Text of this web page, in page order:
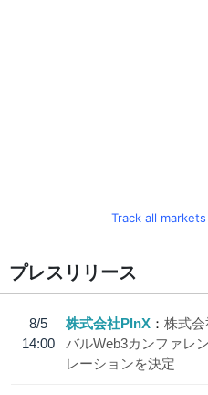
Track all
プレスリリース
8/5
14:00
株式会社PlnX
株式
バルWeb3カンファレ
レーションを決定